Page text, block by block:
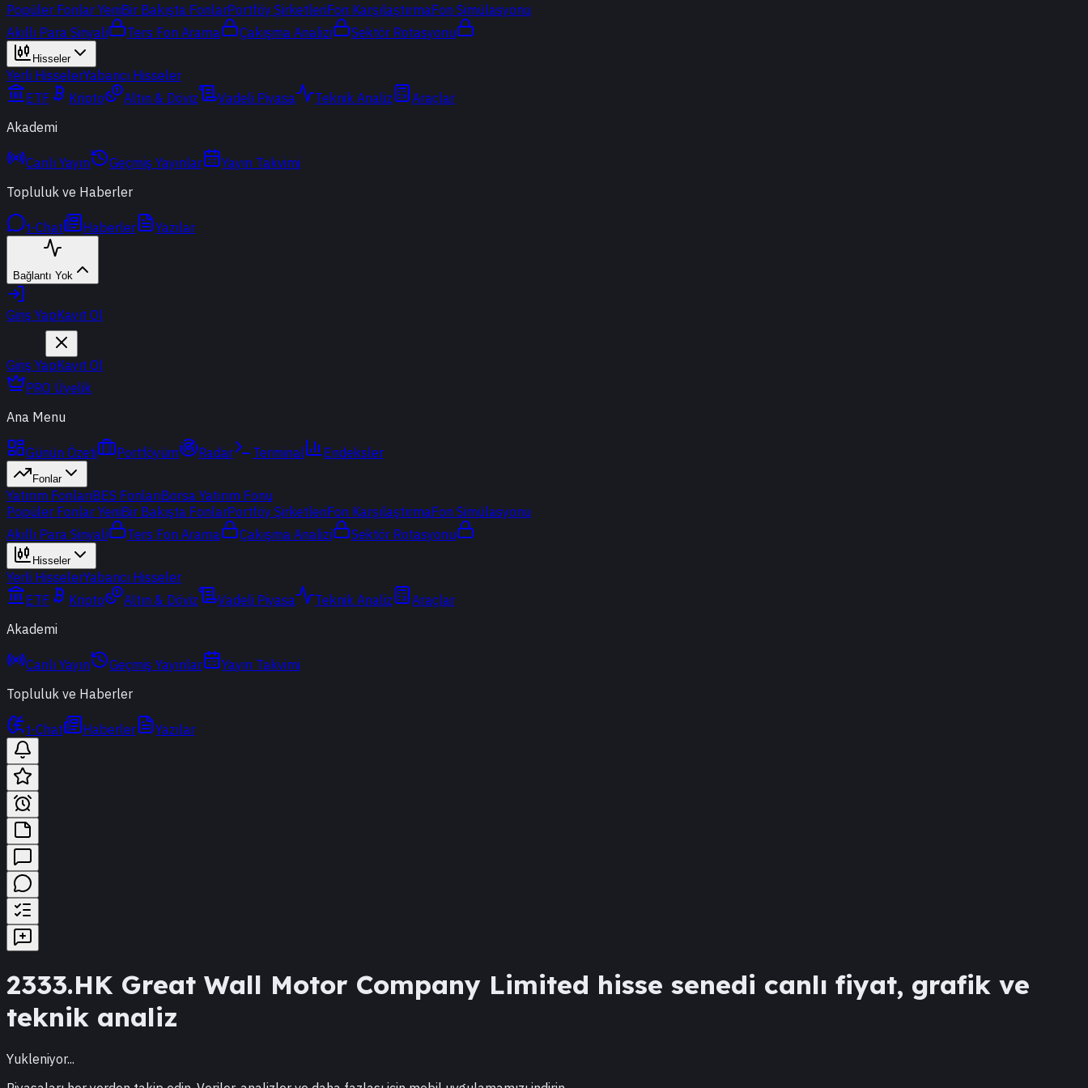
Popüler Fonlar YeniBir Bakışta FonlarPortföy ŞirketleriFon KarşılaştırmaFon Simülasyonu
Akıllı Para Sinyali
Ters Fon Arama Çakışma Analizi Sektör Rotasyonu
Hisseler
Yerli HisselerYabancı Hisseler
ETF
Kripto Altın & Döviz Vadeli Piyasa Teknik Analiz
Araçlar
Akademi
Canlı Yayın Geçmiş Yayınlar
Yayın Takvimi
Topluluk ve Haberler
t-Chat Haberler Yazılar
Bağlantı Yok
Giriş YapKayıt Ol
Giriş YapKayıt Ol
PRO Üyelik
Ana Menu
Günün Özeti Portföyüm Radar Terminal Endeksler
Fonlar
Yatırım FonlarıBES FonlarıBorsa Yatırım Fonu
Popüler Fonlar YeniBir Bakışta FonlarPortföy ŞirketleriFon KarşılaştırmaFon Simülasyonu
Akıllı Para Sinyali
Ters Fon Arama Çakışma Analizi Sektör Rotasyonu
Hisseler
Yerli HisselerYabancı Hisseler
ETF
Kripto Altın & Döviz Vadeli Piyasa Teknik Analiz
Araçlar
Akademi
Canlı Yayın Geçmiş Yayınlar
Yayın Takvimi
Topluluk ve Haberler
t-Chat Haberler Yazılar
2333.HK Great Wall Motor Company Limited hisse senedi canlı fiyat, grafik ve
teknik analiz
Yukleniyor...